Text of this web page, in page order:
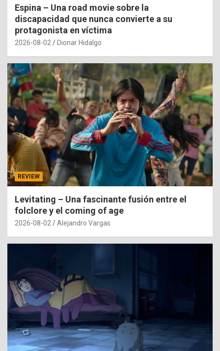
Espina – Una road movie sobre la
discapacidad que nunca convierte a su
protagonista en víctima
2026-08-02 Dionar Hidalgo
REVIEW
Levitating – Una fascinante fusión entre el
folclore y el coming of age
2026-08-02 Alejandro Vargas